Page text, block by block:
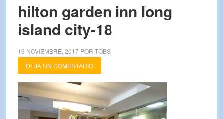
hilton garden inn long
island city-18
19 NOVIEMBRE, 2017POR TOBS
DEJA UN COMENTARIO